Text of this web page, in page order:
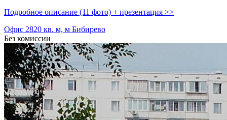
Подробное описание (11 фото) + презентация >>
Офис 2820 кв. м, м Бибирево
Без комиссии